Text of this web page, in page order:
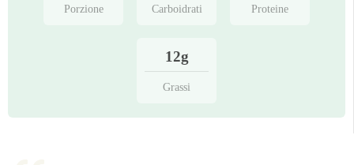
Porzione
Carboidrati Proteine
12g
Grassi